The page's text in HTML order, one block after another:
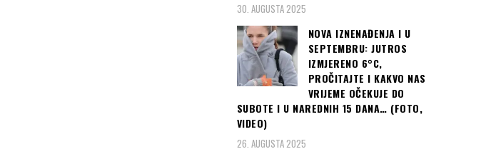
30. AUGUSTA 2025
NOVA IZNENAĐENJA I U
SEPTEMBRU: JUTROS
IZMJERENO 6°C,
PROČITAJTE I KAKVO NAS
VRIJEME OČEKUJE DO
SUBOTE I U NAREDNIH 15 DANA… (FOTO,
VIDEO)
26. AUGUSTA 2025